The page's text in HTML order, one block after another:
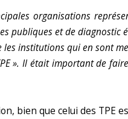
organisations
publiques et de diagnostic
les institutions qui en sont
». Il était important de
bien que celui des TPE